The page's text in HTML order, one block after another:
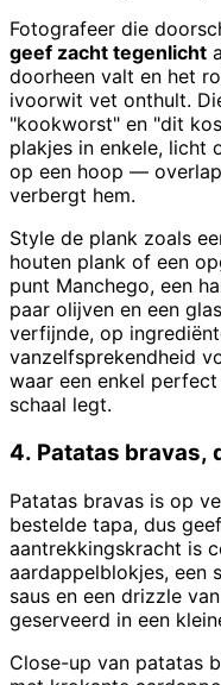
Fotografeer die
geef zacht tegenlicht
doorheen valt en het
ivoorwit vet onthult.
"kookworst" en "dit
plakjes in enkele, licht
op een hoop —
verbergt hem.
Style de plank zoals
houten plank of een
punt Manchego, een
paar olijven en een
verfijnde, op
vanzelfsprekendheid
waar een enkel
schaal legt.
4. Patatas bravas,
Patatas bravas is op
bestelde tapa, dus
aantrekkingskracht is
aardappelblokjes, een
saus en een drizzle
geserveerd in een
Close-up van patatas